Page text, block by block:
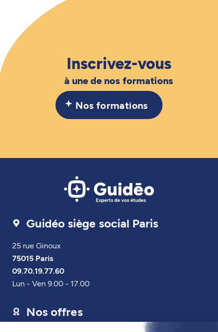
Inscrivez-vous
à une de nos formations
Nos formations
Guidéo siège social Paris
25 rue Ginoux
75015 Paris
09.70.19.77.60
Lun - Ven 9.00 - 17.00
Nos offres